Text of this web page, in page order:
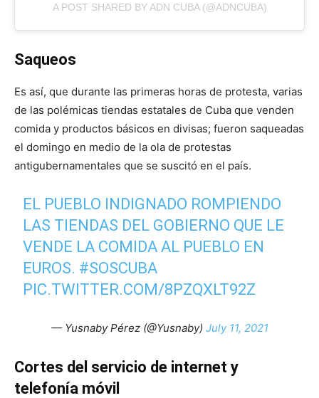
A POST SHARED BY ADN CUBA (@ADNCUBA)
Saqueos
Es así, que durante las primeras horas de protesta, varias
de las polémicas tiendas estatales de Cuba que venden
comida y productos básicos en divisas; fueron saqueadas
el domingo en medio de la ola de protestas
antigubernamentales que se suscitó en el país.
EL PUEBLO INDIGNADO ROMPIENDO
LAS TIENDAS DEL GOBIERNO QUE LE
VENDE LA COMIDA AL PUEBLO EN
EUROS. #SOSCUBA
PIC.TWITTER.COM/8PZQXLT92Z
— Yusnaby Pérez (@Yusnaby) July 11, 2021
Cortes del servicio de internet y
telefonía móvil